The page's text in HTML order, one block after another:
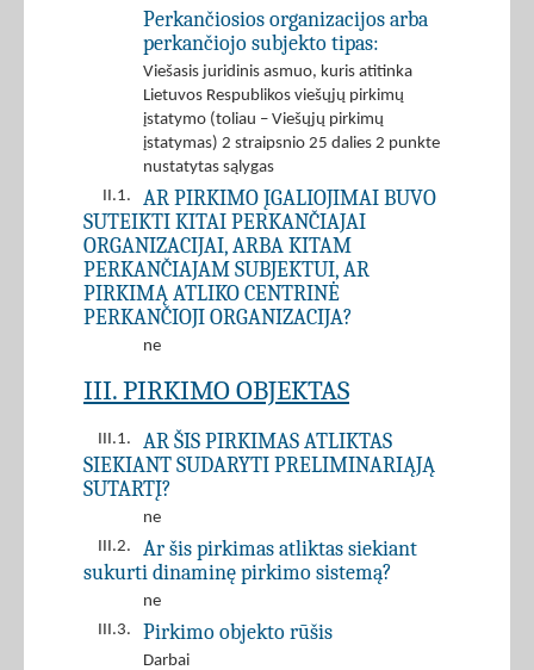
Perkančiosios organizacijos arba
perkančiojo subjekto tipas:
Viešasis juridinis asmuo, kuris atitinka
Lietuvos Respublikos viešųjų pirkimų
įstatymo (toliau – Viešųjų pirkimų
įstatymas) 2 straipsnio 25 dalies 2 punkte
nustatytas sąlygas
II.1.
AR PIRKIMO ĮGALIOJIMAI BUVO
SUTEIKTI KITAI PERKANČIAJAI
ORGANIZACIJAI, ARBA KITAM
PERKANČIAJAM SUBJEKTUI, AR
PIRKIMĄ ATLIKO CENTRINĖ
PERKANČIOJI ORGANIZACIJA?
ne
III. PIRKIMO OBJEKTAS
III.1.
AR ŠIS PIRKIMAS ATLIKTAS
SIEKIANT SUDARYTI PRELIMINARIĄJĄ
SUTARTĮ?
ne
III.2.
Ar šis pirkimas atliktas siekiant
sukurti dinaminę pirkimo sistemą?
ne
III.3.
Pirkimo objekto rūšis
Darbai